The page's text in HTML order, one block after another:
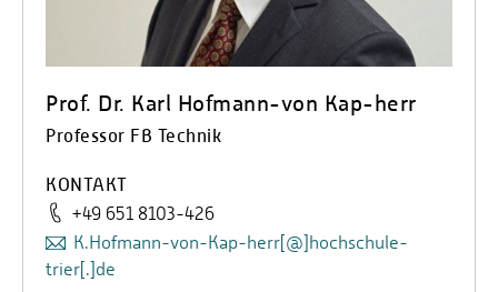
Prof. Dr. Karl Hofmann-von Kap-herr
Professor FB Technik
KONTAKT
+49 651 8103-426
K.Hofmann-von-Kap-herr[@]hochschule-
trier[.]de